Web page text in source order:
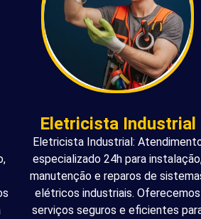
Eletricista Industrial
Eletricista Industrial:
especializado 24h para
manutenção e reparos de
elétricos industriais. Oferecemos
serviços seguros e eficientes